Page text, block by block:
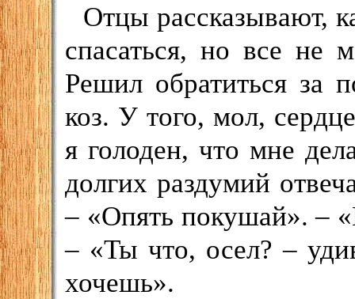
Отцы рассказывают,
спасаться, но все не
Решил обратиться за
коз. У того, мол,
я голоден, что мне
долгих раздумий
– «Опять покушай». –
– «Ты что, осел? –
хочешь».